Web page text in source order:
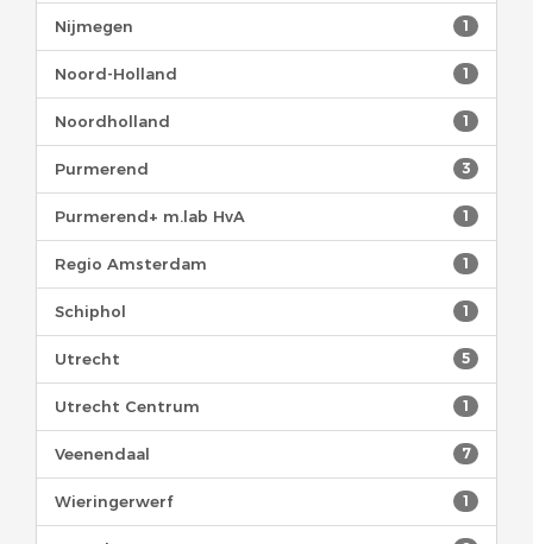
1
Nijmegen
1
Noord-Holland
1
Noordholland
3
Purmerend
1
Purmerend+ m.lab HvA
1
Regio Amsterdam
1
Schiphol
5
Utrecht
1
Utrecht Centrum
7
Veenendaal
1
Wieringerwerf